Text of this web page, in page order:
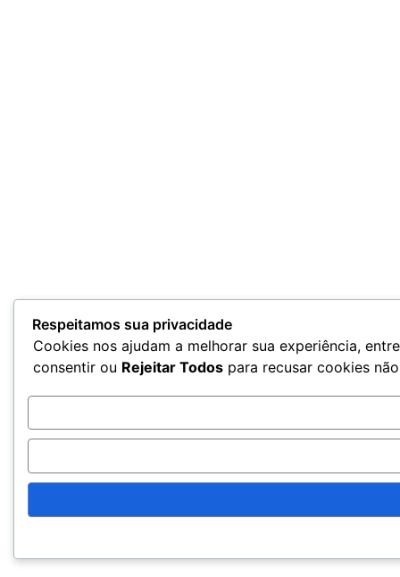
Respeitamos sua privacidade
Cookies nos ajudam a melhorar sua experiência,
consentir ou Rejeitar Todos para recusar cookies